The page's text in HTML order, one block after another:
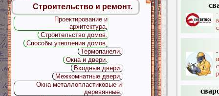
Строительство и ремонт.
Проектирование и
архитектура.
Строительство домов.
Способы утепления домов.
Термопанели.
Окна и двери.
Входные двери.
Межкомнатные двери.
Окна металлопластиковые и
деревянные.